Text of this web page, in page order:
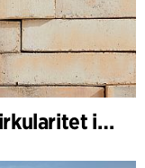
MIX: Når tradisjon møter sirkularitet i arkitekturen